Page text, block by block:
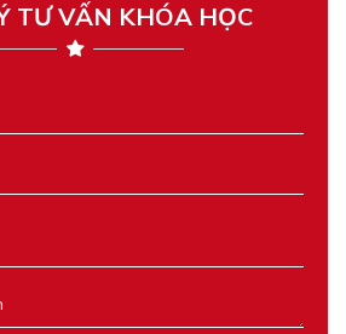
TƯ VẤN KHÓA HỌC